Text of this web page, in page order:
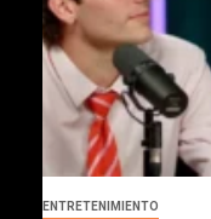
ENTRETENIMIENTO